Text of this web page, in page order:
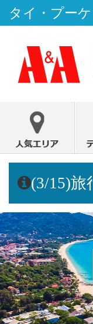
タイ・プー
(3/15)旅